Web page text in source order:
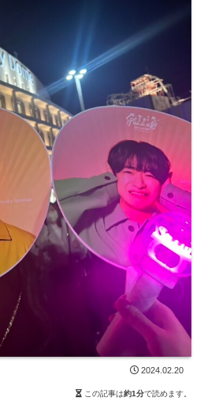
2024.02.20
この記事は約1分で読めます。